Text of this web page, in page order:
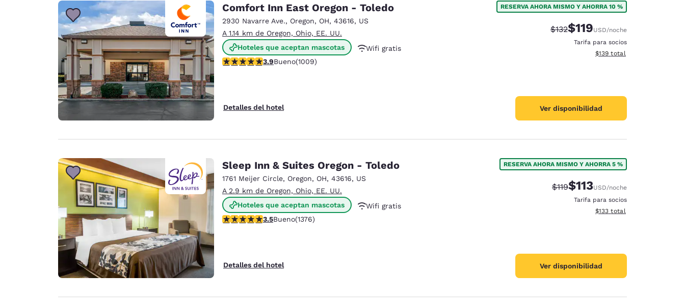
Français Español
Europa
Deutschland
Deutsch
Germany
English
Spain
English
Asia-Pacífico
Australia India
English
Comfort Inn East Oregon - Toledo
2930 Navarre Ave., Oregon, OH, 43616, US
A 1.14 km de Oregon, Ohio, EE. UU.
Hoteles que aceptan mascotas
Wifi gratis
Desayuno caliente gratis
Calificación de 3.86 estrellas. Bueno. 1009 reseñas
3.9Bueno(1009)
Detalles del hotel
RESERVA AHORA MISMO Y AHORRA 10 %
Tarifa tachada:
$132Tarifa reducida:
$119USD/noche
Tarifa para socios
Ver detalles totales
$139 total
Ver disponibilidad
Sleep Inn & Suites Oregon - Toledo
1761 Meijer Circle, Oregon, OH, 43616, US
A 2.9 km de Oregon, Ohio, EE. UU.
Hoteles que aceptan mascotas
Wifi gratis
Desayuno caliente gratis
Calificación de 3.52 estrellas. Bueno. 1376 reseñas
3.5Bueno(1376)
Detalles del hotel
RESERVA AHORA MISMO Y AHORRA 5 %
Tarifa tachada:
$119Tarifa reducida:
$113USD/noche
Tarifa para socios
Ver detalles totales
$133 total
Ver disponibilidad